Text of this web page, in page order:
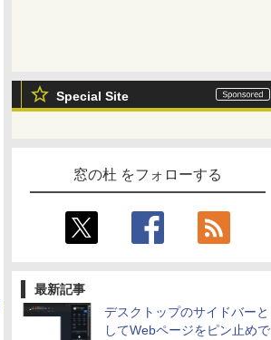
Special Site
窓の杜 をフォローする
最新記事
デスクトップのサイドバーと
してWebページをピン止めで